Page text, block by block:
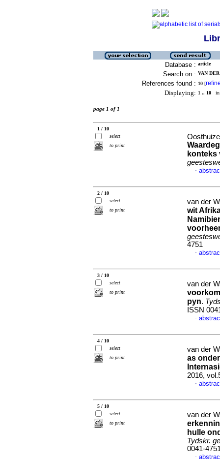
Database : article
Search on : VAN
References found : 10 [
Displaying: 1 .. 10 in
page 1 of 1
1 / 10
select
to print
konteks
·
2 / 10
select
to print
van der
wit
4751
·
3 / 10
select
to print
van der
pyn.
ISSN
·
4 / 10
select
to print
van der
as
2016,
·
5 / 10
select
to print
van der
hulle
Tydskr.
0041-
·